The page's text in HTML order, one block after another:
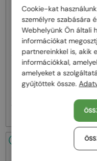
Persol— Napszemüvegek
PO0082S - 96/56 - 54
Cookie-kat
személyre szabására
Webhelyünk Ön általi
információkat
partnereinkkel is, akik
információkkal,
amelyeket a
gyűjtöttek össze.